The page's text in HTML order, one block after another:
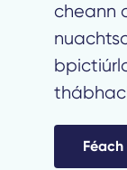
cheann